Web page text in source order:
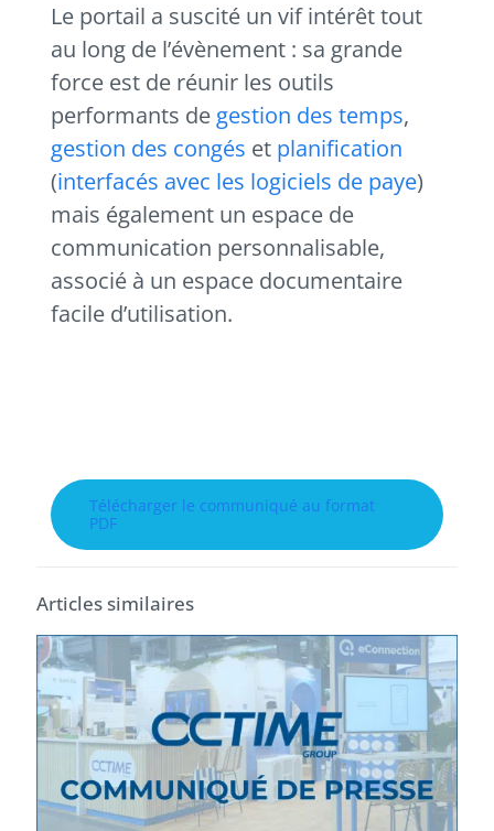
Le portail a suscité un vif intérêt tout
au long de l’évènement : sa grande
force est de réunir les outils
performants de gestion des temps,
gestion des congés et planification
(interfacés avec les logiciels de paye)
mais également un espace de
communication personnalisable,
associé à un espace documentaire
facile d’utilisation.
Télécharger le communiqué au format
PDF
Articles similaires